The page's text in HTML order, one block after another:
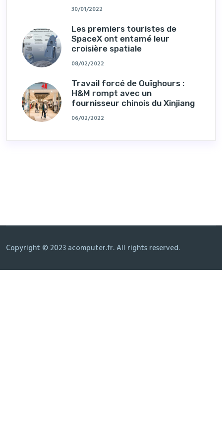
30/01/2022
Les premiers touristes de
SpaceX ont entamé leur
croisière spatiale
08/02/2022
Travail forcé de Ouïghours :
H&M rompt avec un
fournisseur chinois du Xinjiang
06/02/2022
Copyright © 2023 acomputer.fr. All rights reserved.